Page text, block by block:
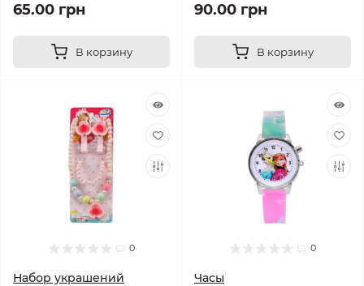
65.00 грн
В корзину
90.00 грн
В корзину
0
Набор украшений
0
Часы